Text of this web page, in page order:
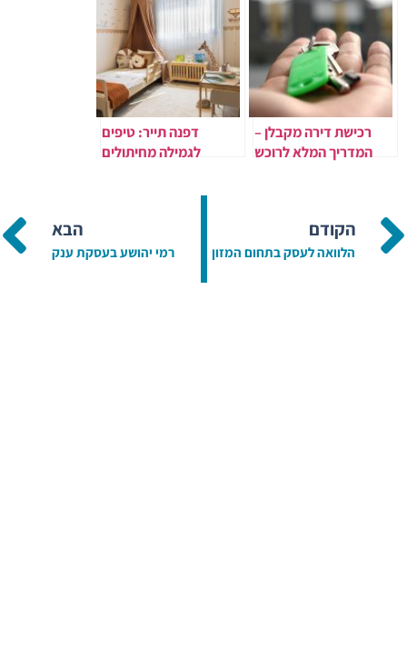
רכישת דירה מקבלן –
המדריך המלא לרוכש
דפנה תייר: טיפים
לגמילה מחיתולים
הקודם
הלוואה לעסק בתחום המזון
הבא
רמי יהושע בעסקת ענק